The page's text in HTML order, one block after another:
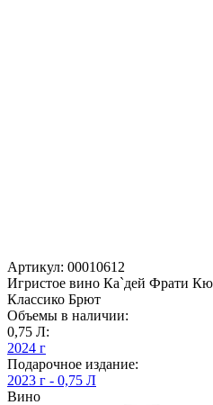
Артикул: 00010612
Игристое вино Ка`дей Фрати
Классико Брют
Объемы в наличии:
0,75 Л:
2024 г
Подарочное издание:
2023 г - 0,75 Л
Вино